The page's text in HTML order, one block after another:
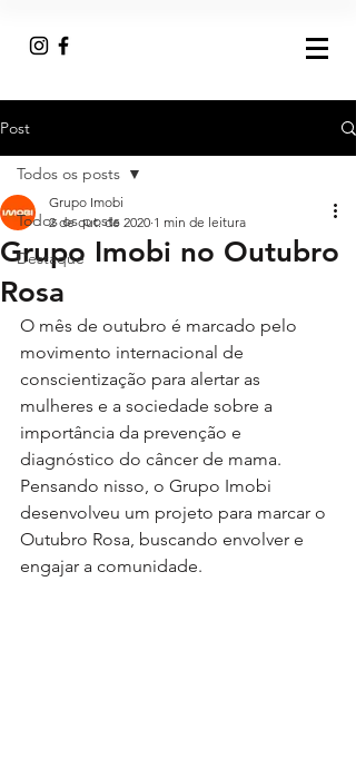
Post
Todos os posts
Destaque
Todos os posts
Grupo Imobi no Outubro
Rosa
Grupo Imobi
2 de out. de 2020 1 min de leitura
O mês de outubro é marcado pelo
movimento internacional de
conscientização para alertar as
mulheres e a sociedade sobre a
importância da prevenção e
diagnóstico do câncer de mama.
Pensando nisso, o Grupo Imobi
desenvolveu um projeto para marcar o
Outubro Rosa, buscando envolver e
engajar a comunidade.